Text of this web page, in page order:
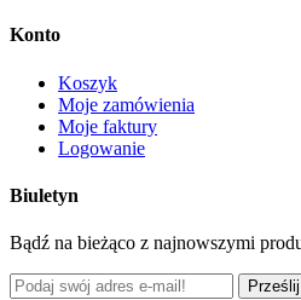
Konto
Koszyk
Moje zamówienia
Moje faktury
Logowanie
Biuletyn
Bądź na bieżąco z najnowszymi
Prześlij